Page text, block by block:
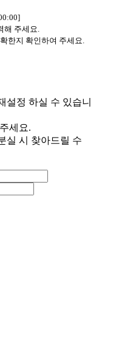
주세요.
한지 확인하여 주세요.
설정 하실 수 있습니
세요.
실 시 찾아드릴 수